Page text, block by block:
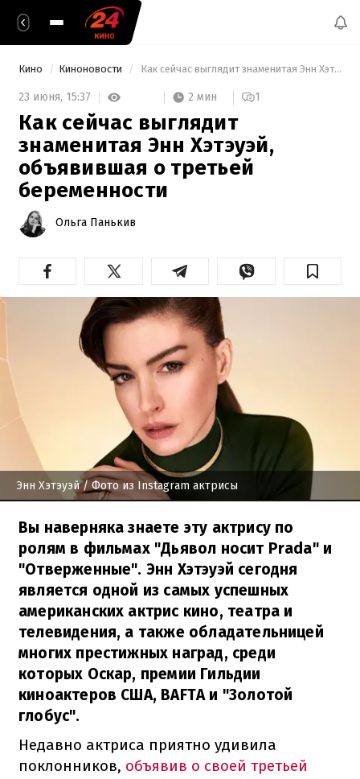
Кино Киноновости Как сейчас выглядит знаменитая Энн Хэтэуэй, объявившая о третьей беременности
23 июня, 15:37 2 мин 1
Как сейчас выглядит
знаменитая Энн Хэтэуэй,
объявившая о третьей
беременности
Ольга Панькив
Энн Хэтэуэй/ Фото из Instagram актрисы
Вы наверняка знаете эту актрису по
ролям в фильмах "Дьявол носит Prada" и
"Отверженные". Энн Хэтэуэй сегодня
является одной из самых успешных
американских актрис кино, театра и
телевидения, а также обладательницей
многих престижных наград, среди
которых Оскар, премии Гильдии
киноактеров США, BAFTA и "Золотой
глобус".
Недавно актриса приятно удивила
поклонников, объявив о своей третьей